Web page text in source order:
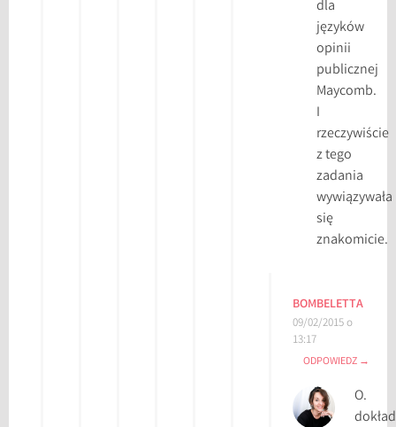
dla
języków
opinii
publicznej
Maycomb.
I
rzeczywiście
z tego
zadania
wywiązywała
się
znakomicie.
BOMBELETTA
09/02/2015 o
13:17
ODPOWIEDZ
O.